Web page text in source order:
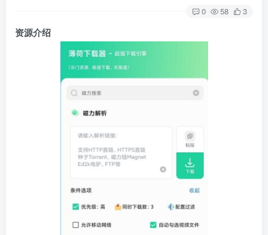
Linux软件 Android软件
0 58 3
资源介绍